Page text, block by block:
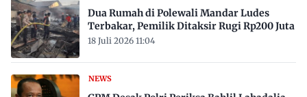
Dua Rumah di Polewali Mandar Ludes
Terbakar, Pemilik Ditaksir Rugi Rp200 Juta
18 Juli 2026 11:04
NEWS